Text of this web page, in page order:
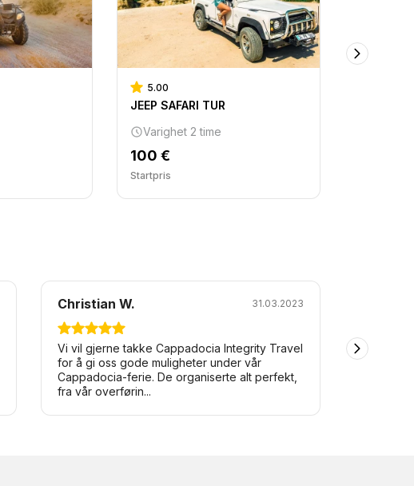
5.00
JEEP SAFARI TUR
Varighet 2 time
100 €
Startpris
Christian W. 31.03.2023
Vi vil gjerne takke Cappadocia Integrity Travel
for å gi oss gode muligheter under vår
Cappadocia-ferie. De organiserte alt perfekt,
fra vår overførin...
Jeg
jeg